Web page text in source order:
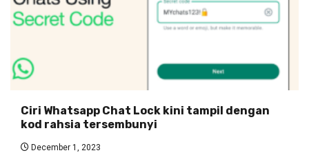
Ciri Whatsapp Chat Lock kini tampil dengan
kod rahsia tersembunyi
December 1, 2023